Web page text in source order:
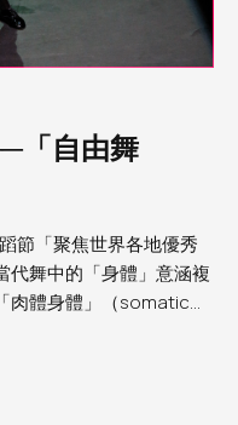
「自由舞
節「聚焦世界各地優秀
代舞中的「身體」意涵複
肉體身體」（somatic
生理性別不過是組成
是察覺面向與面向的交